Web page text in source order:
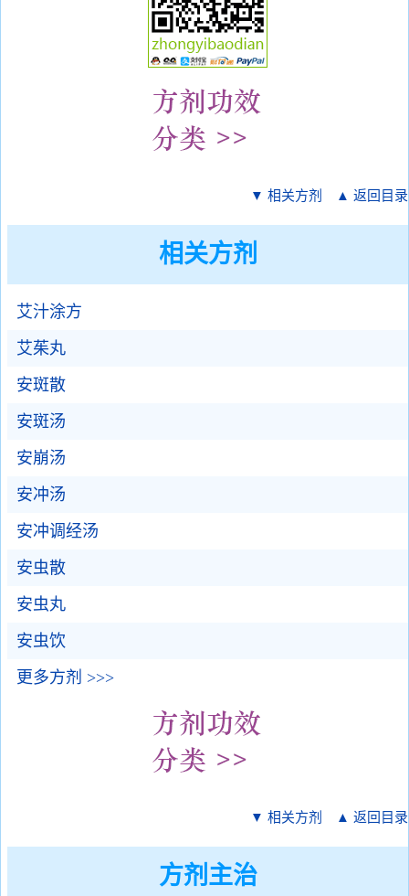
▼ 相关方剂 ▲ 返回目录
相关方剂
艾汁涂方
艾茱丸
安斑散
安斑汤
安崩汤
安冲汤
安冲调经汤
安虫散
安虫丸
安虫饮
更多方剂 >>>
▼ 相关方剂 ▲ 返回目录
方剂主治